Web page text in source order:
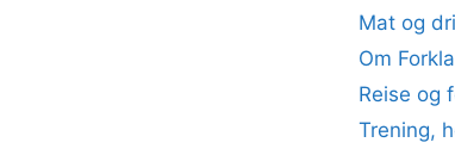
Mat og
Om
Reise og
Trening,